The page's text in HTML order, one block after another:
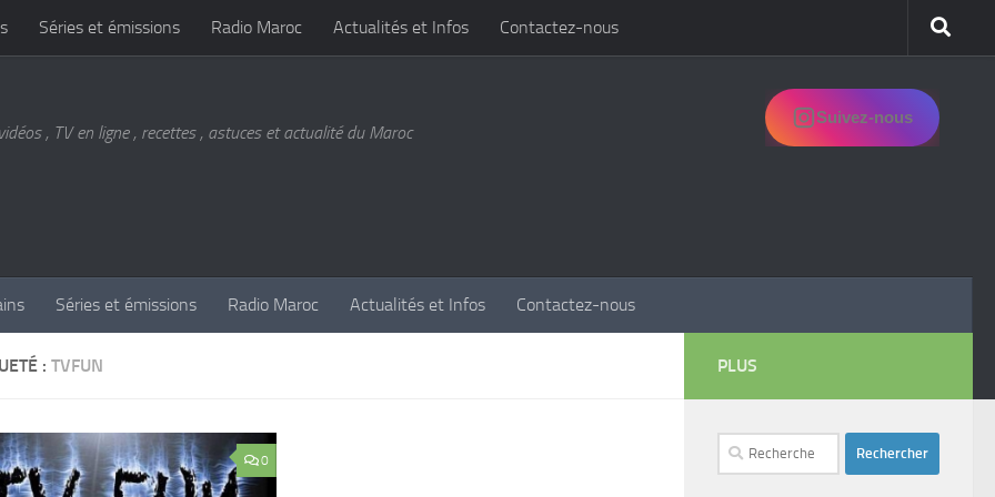
Séries et émissions Radio Maroc Actualités et Infos Contactez-nous
, TV en ligne , recettes , astuces et actualité du Maroc
Suivez-nous
Séries et émissions Radio Maroc Actualités et Infos Contactez-nous
: TVFUN
0
PLUS
Rechercher :